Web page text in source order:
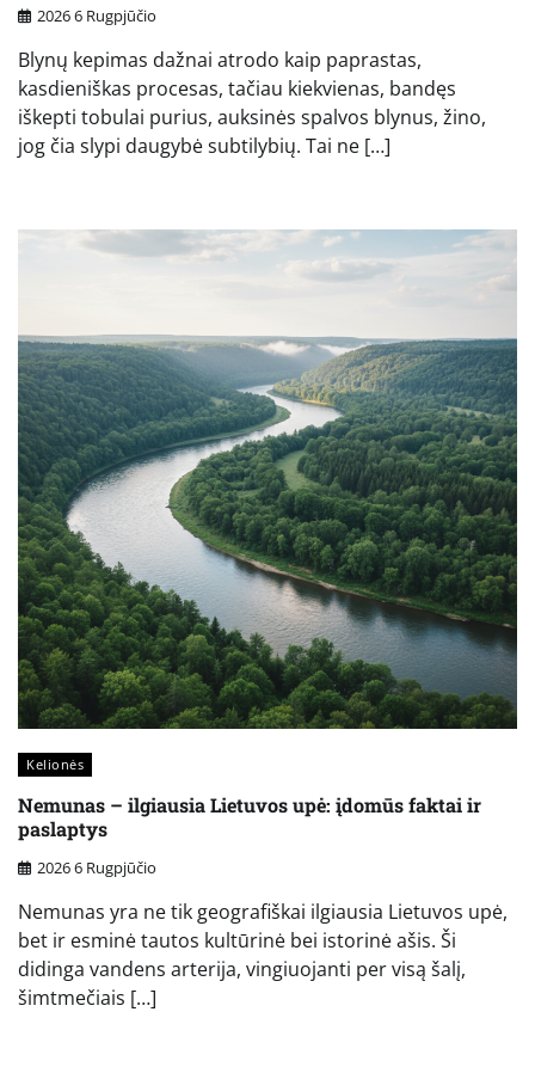
2026 6 Rugpjūčio
Blynų kepimas dažnai atrodo kaip paprastas,
kasdieniškas procesas, tačiau kiekvienas, bandęs
iškepti tobulai purius, auksinės spalvos blynus, žino,
jog čia slypi daugybė subtilybių. Tai ne […]
Kelionės
Nemunas – ilgiausia Lietuvos upė: įdomūs faktai ir
paslaptys
2026 6 Rugpjūčio
Nemunas yra ne tik geografiškai ilgiausia Lietuvos upė,
bet ir esminė tautos kultūrinė bei istorinė ašis. Ši
didinga vandens arterija, vingiuojanti per visą šalį,
šimtmečiais […]